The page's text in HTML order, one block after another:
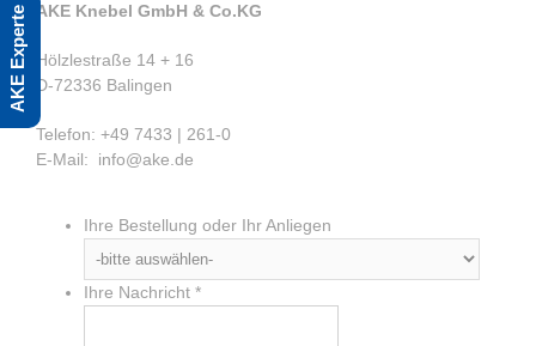
AKE Knebel GmbH & Co.KG
Hölzlestraße 14 + 16
D-72336 Balingen
Telefon: +49 7433 | 261-0
E-Mail: info@ake.de
Ihre Bestellung oder Ihr Anliegen
Ihre Nachricht *
AKE Experte